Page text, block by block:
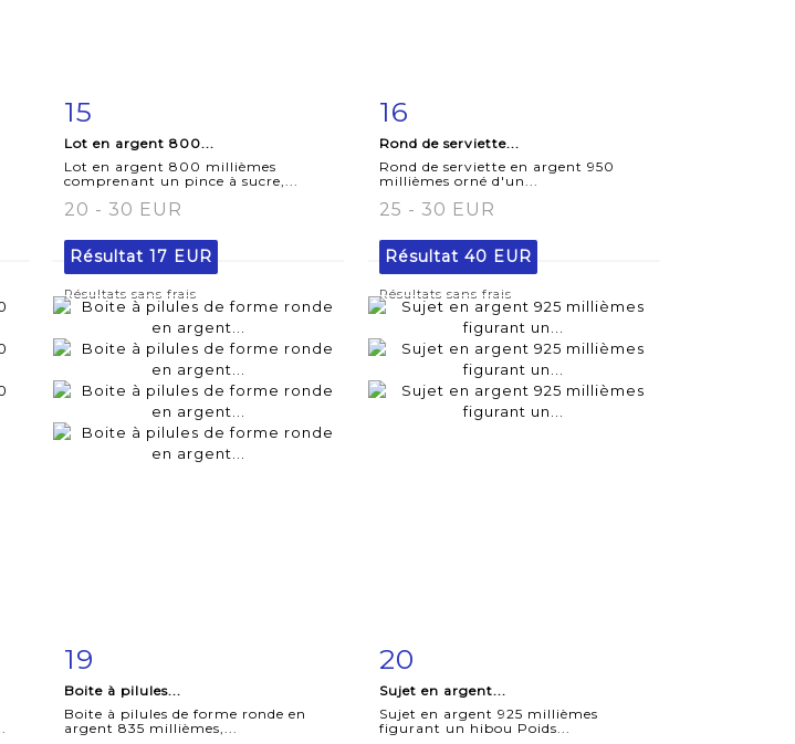
détaillée
15
Lot en argent 800...
Lot en argent 800 millièmes
comprenant un pince à sucre,...
20 - 30 EUR
Résultat 17 EUR
Résultats sans frais
16
Rond de serviette...
Rond de serviette en argent 950
millièmes orné d'un...
25 - 30 EUR
Résultat 40 EUR
Résultats sans frais
détaillée
19
Boite à pilules...
Boite à pilules de forme ronde en
argent 835 millièmes,...
détaillée
20
Sujet en argent...
Sujet en argent 925 millièmes
figurant un hibou Poids...